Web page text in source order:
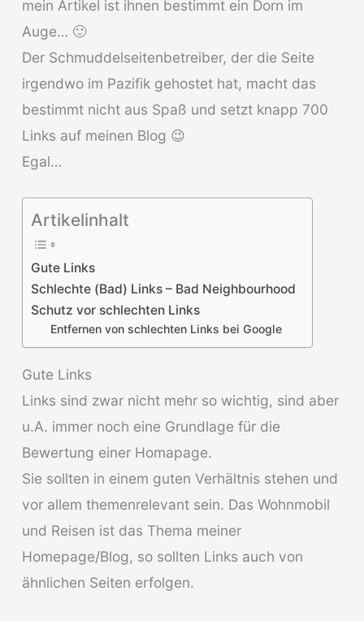
mein Artikel ist ihnen bestimmt ein Dorn im
Auge… 🙂
Der Schmuddelseitenbetreiber, der die Seite
irgendwo im Pazifik gehostet hat, macht das
bestimmt nicht aus Spaß und setzt knapp 700
Links auf meinen Blog 😉
Egal…
Artikelinhalt
Gute Links
Schlechte (Bad) Links – Bad Neighbourhood
Schutz vor schlechten Links
Entfernen von schlechten Links bei Google
Gute Links
Links sind zwar nicht mehr so wichtig, sind aber
u.A. immer noch eine Grundlage für die
Bewertung einer Homapage.
Sie sollten in einem guten Verhältnis stehen und
vor allem themenrelevant sein. Das Wohnmobil
und Reisen ist das Thema meiner
Homepage/Blog, so sollten Links auch von
ähnlichen Seiten erfolgen.